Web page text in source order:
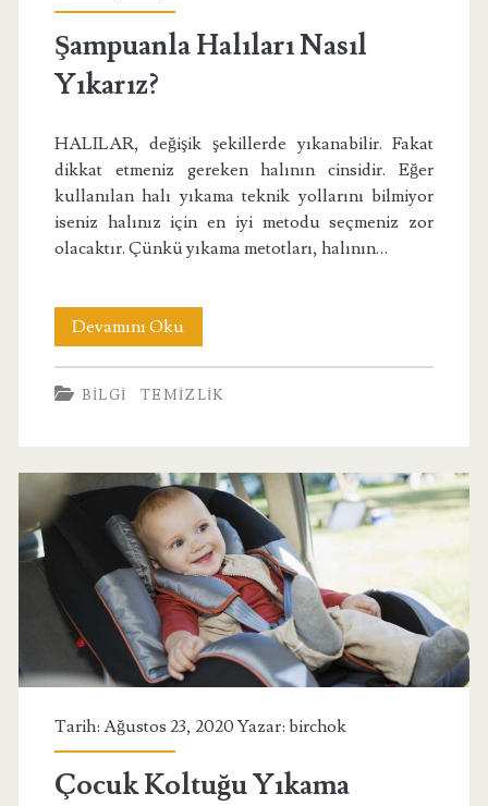
Şampuanla Halıları Nasıl
Yıkarız?
HALILAR, değişik şekillerde yıkanabilir. Fakat
dikkat etmeniz gereken halının cinsidir. Eğer
kullanılan halı yıkama teknik yollarını bilmiyor
iseniz halınız için en iyi metodu seçmeniz zor
olacaktır. Çünkü yıkama metotları, halının…
Devamını OkuŞampuanla
Halıları
Nasıl
BILGI TEMIZLIK
Tarih: Ağustos 23, 2020 Yazar: birchok
Çocuk Koltuğu Yıkama